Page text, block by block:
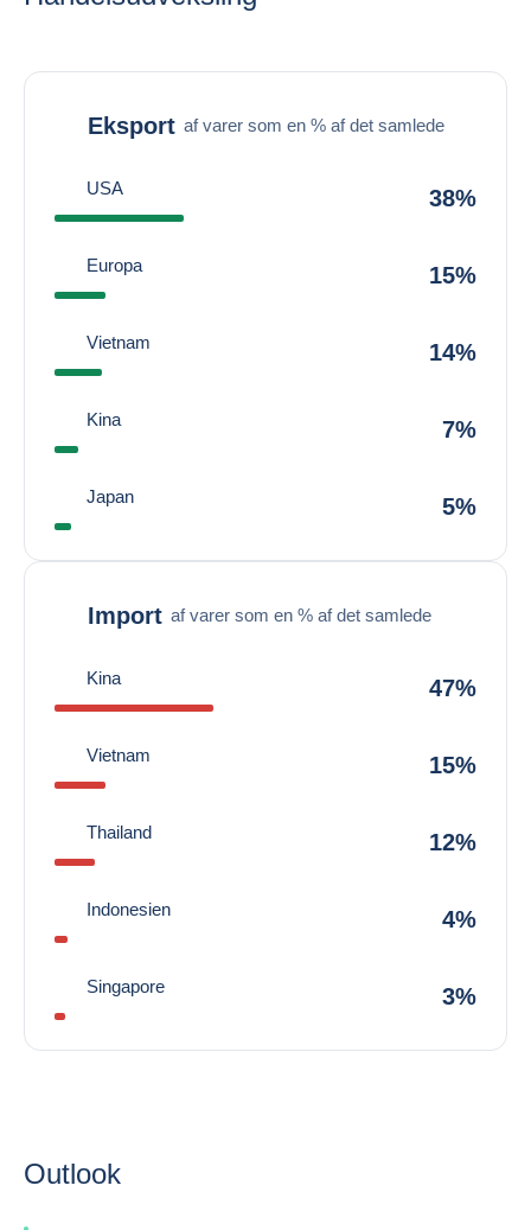
Eksport af varer som en % af det samlede
USA 38%
Europa 15%
Vietnam 14%
Kina 7%
Japan 5%
Import af varer som en % af det samlede
Kina 47%
Vietnam 15%
Thailand 12%
Indonesien 4%
Singapore 3%
Outlook